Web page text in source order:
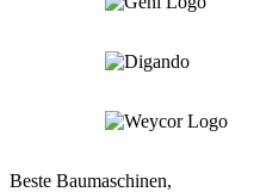
Beste Baumaschinen,